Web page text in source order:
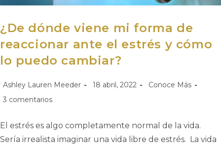
¿De dónde viene mi forma de
reaccionar ante el estrés y cómo
lo puedo cambiar?
Ashley Lauren Meeder 18 abril, 2022
Conoce Más
3 comentarios
El estrés es algo completamente normal de la vida.
Sería irrealista imaginar una vida libre de estrés. La vida